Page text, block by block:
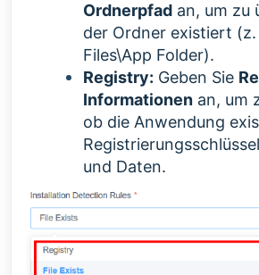
Ordnerpfad an, um zu
der Ordner existiert
Files\App Folder).
Registry: Geben Sie R
Informationen an, um
ob die Anwendung
und Daten.